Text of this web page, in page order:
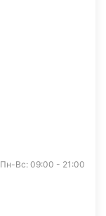
Пн-Вс: 09:00 - 21:00